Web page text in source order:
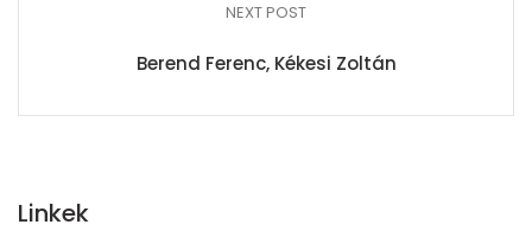
NEXT POST
Berend Ferenc, Kékesi Zoltán
Linkek